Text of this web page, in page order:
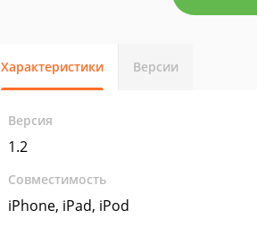
Характеристики Версии
Версия
1.2
Совместимость
iPhone, iPad, iPod